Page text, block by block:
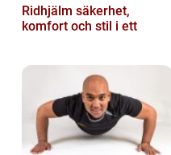
Ridhjälm säkerhet,
komfort och stil i ett